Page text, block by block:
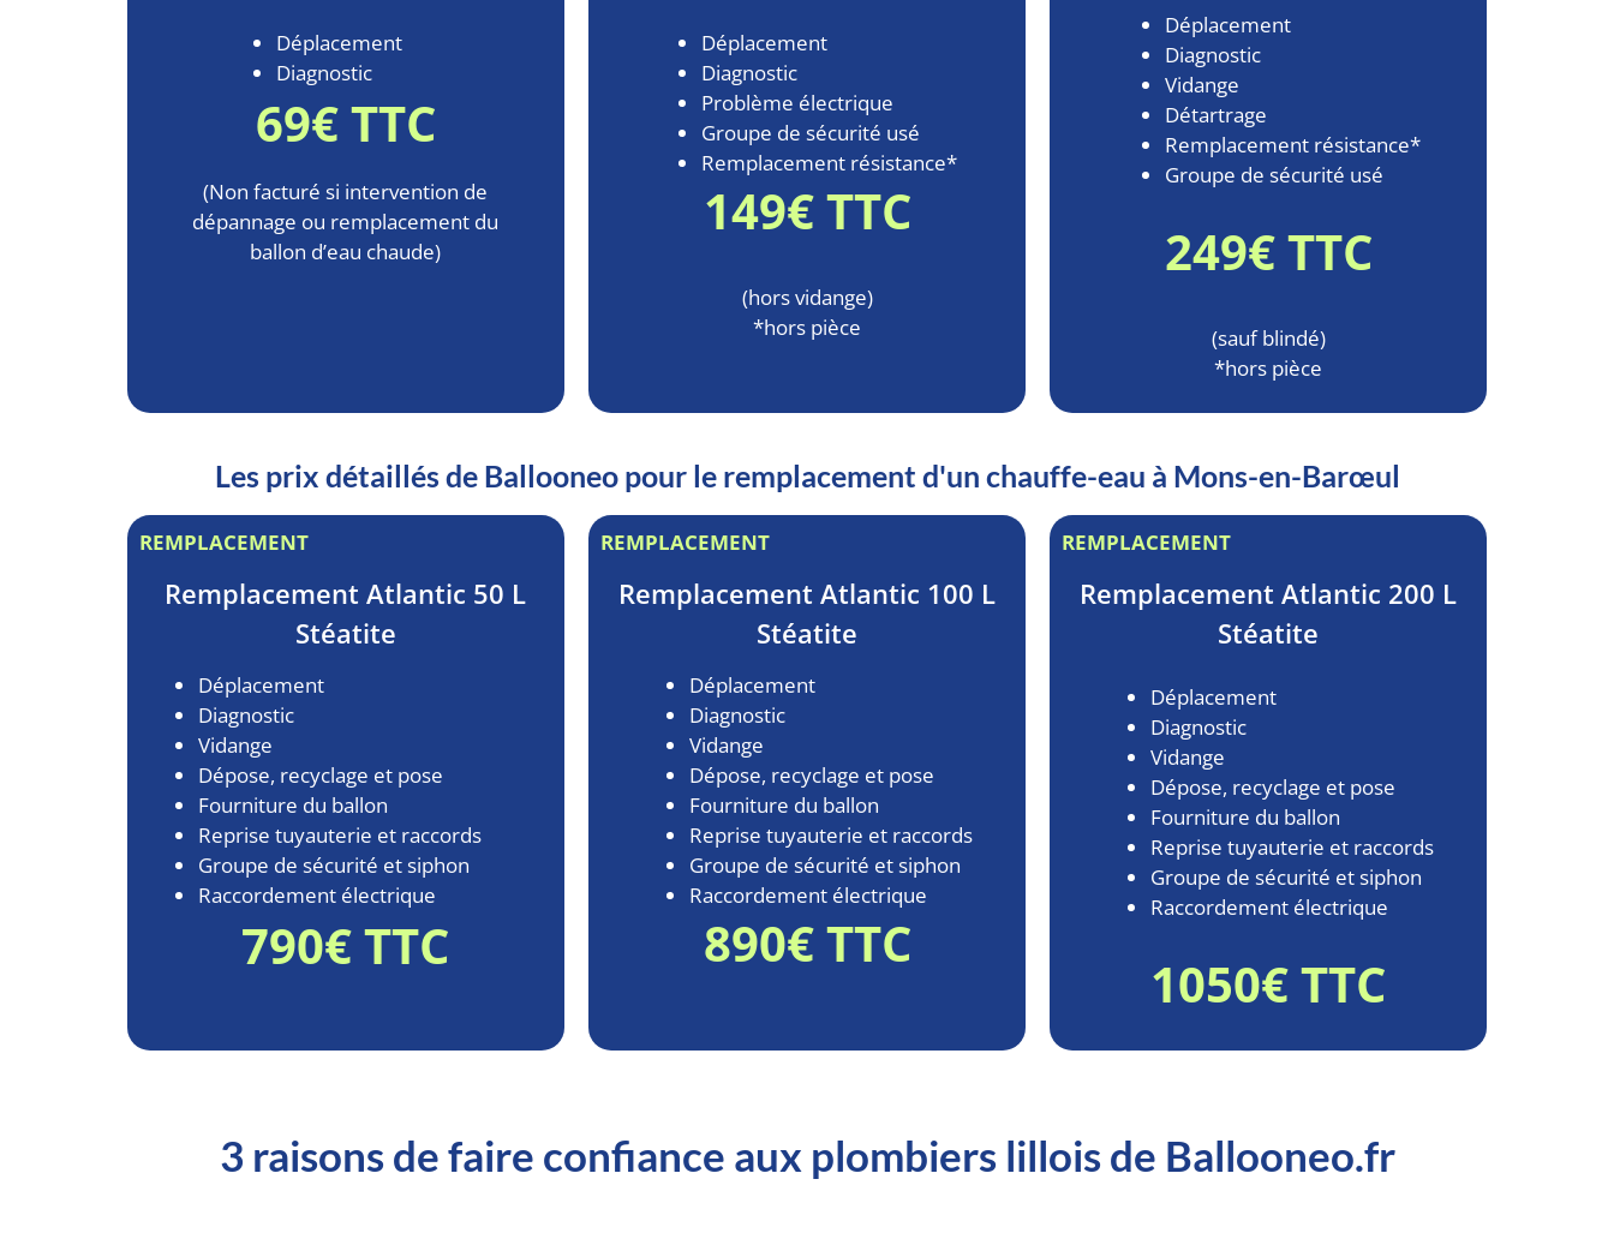
Déplacement
Diagnostic
69€ TTC
(Non facturé si intervention de
dépannage ou remplacement du
ballon d’eau chaude)
Déplacement
Diagnostic
Problème électrique
Groupe de sécurité usé
Remplacement résistance*
149€ TTC
(hors vidange)
*hors pièce
Déplacement
Diagnostic
Vidange
Détartrage
Remplacement résistance*
Groupe de sécurité usé
249€ TTC
(sauf blindé)
*hors pièce
Les prix détaillés de Ballooneo pour le remplacement d'un chauffe-eau à Mons-en-Barœul
REMPLACEMENT
RemplacementAtlantic 50 L
Stéatite
Déplacement
Diagnostic
Vidange
Dépose, recyclage et pose
Fourniture du ballon
Reprise tuyauterie et raccords
Groupe de sécurité et siphon
Raccordement électrique
790€ TTC
REMPLACEMENT
Remplacement Atlantic 100 L
Stéatite
Déplacement
Diagnostic
Vidange
Dépose, recyclage et pose
Fourniture du ballon
Reprise tuyauterie et raccords
Groupe de sécurité et siphon
Raccordement électrique
890€ TTC
REMPLACEMENT
RemplacementAtlantic 200 L
Stéatite
Déplacement
Diagnostic
Vidange
Dépose, recyclage et pose
Fourniture du ballon
Reprise tuyauterie et raccords
Groupe de sécurité et siphon
Raccordement électrique
1050€ TTC
3 raisons de faire confiance aux plombiers lillois de Ballooneo.fr